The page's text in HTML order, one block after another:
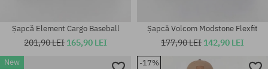
Șapcă Element Cargo Baseball
201,90 LEI 165,90 LEI
Șapcă Volcom Modstone Flexfit
177,90 LEI 142,90 LEI
New
-17%